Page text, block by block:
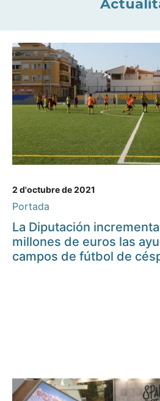
2 d'octubre de 2021
Portada
La Diputación
millones de euros las
campos de fútbol de